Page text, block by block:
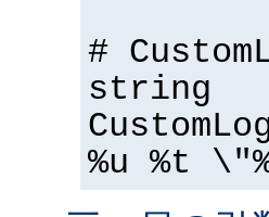
#
string
%u %t